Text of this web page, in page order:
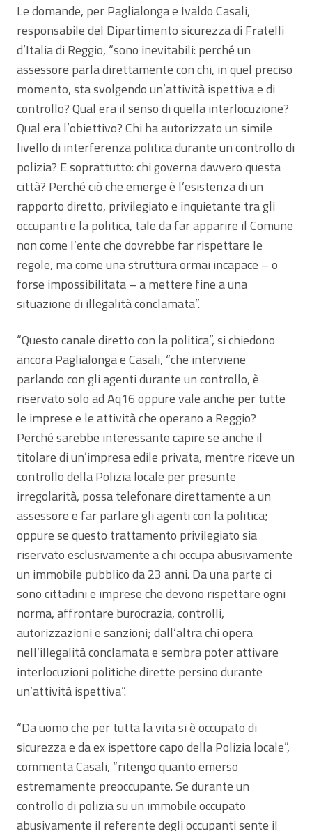
Le domande, per Paglialonga e Ivaldo Casali,
responsabile del Dipartimento sicurezza di Fratelli
d’Italia di Reggio, “sono inevitabili: perché un
assessore parla direttamente con chi, in quel preciso
momento, sta svolgendo un’attività ispettiva e di
controllo? Qual era il senso di quella interlocuzione?
Qual era l’obiettivo? Chi ha autorizzato un simile
livello di interferenza politica durante un controllo di
polizia? E soprattutto: chi governa davvero questa
città? Perché ciò che emerge è l’esistenza di un
rapporto diretto, privilegiato e inquietante tra gli
occupanti e la politica, tale da far apparire il Comune
non come l’ente che dovrebbe far rispettare le
regole, ma come una struttura ormai incapace – o
forse impossibilitata – a mettere fine a una
situazione di illegalità conclamata”.
“Questo canale diretto con la politica”, si chiedono
ancora Paglialonga e Casali, “che interviene
parlando con gli agenti durante un controllo, è
riservato solo ad Aq16 oppure vale anche per tutte
le imprese e le attività che operano a Reggio?
Perché sarebbe interessante capire se anche il
titolare di un’impresa edile privata, mentre riceve un
controllo della Polizia locale per presunte
irregolarità, possa telefonare direttamente a un
assessore e far parlare gli agenti con la politica;
oppure se questo trattamento privilegiato sia
riservato esclusivamente a chi occupa abusivamente
un immobile pubblico da 23 anni. Da una parte ci
sono cittadini e imprese che devono rispettare ogni
norma, affrontare burocrazia, controlli,
autorizzazioni e sanzioni; dall’altra chi opera
nell’illegalità conclamata e sembra poter attivare
interlocuzioni politiche dirette persino durante
un’attività ispettiva”.
“Da uomo che per tutta la vita si è occupato di
sicurezza e da ex ispettore capo della Polizia locale”,
commenta Casali, “ritengo quanto emerso
estremamente preoccupante. Se durante un
controllo di polizia su un immobile occupato
abusivamente il referente degli occupanti sente il